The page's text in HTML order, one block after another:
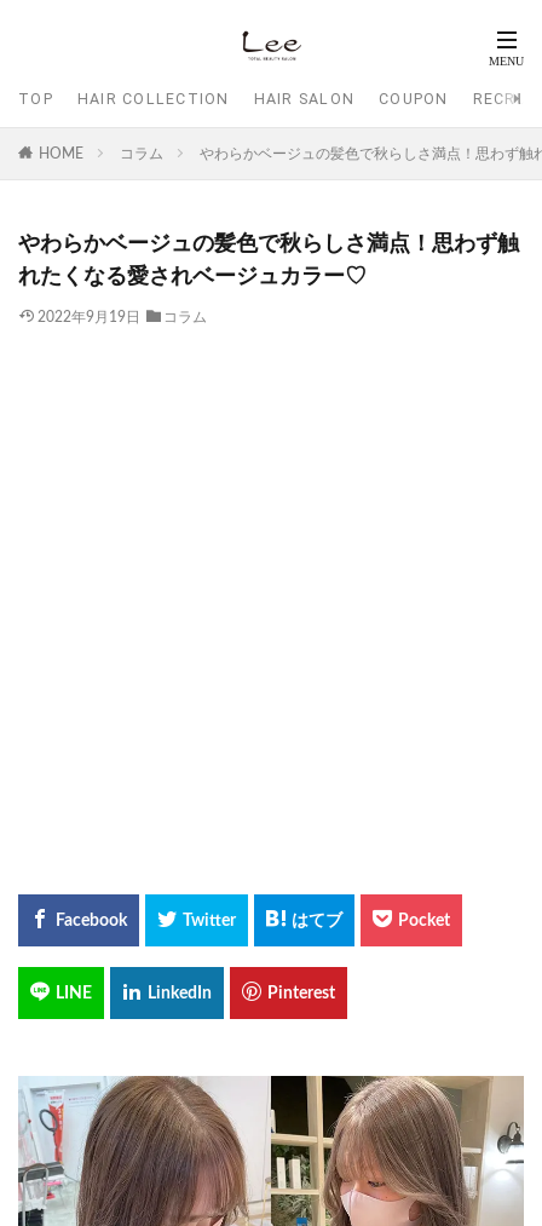
TOP HAIR COLLECTION HAIR SALON COUPON
HOME コラム やわらかベージュの髪色で秋らしさ満点！思わず
やわらかベージュの髪色で秋らしさ満点！思わず触
れたくなる愛されベージュカラー♡
2022年9月19日 コラム